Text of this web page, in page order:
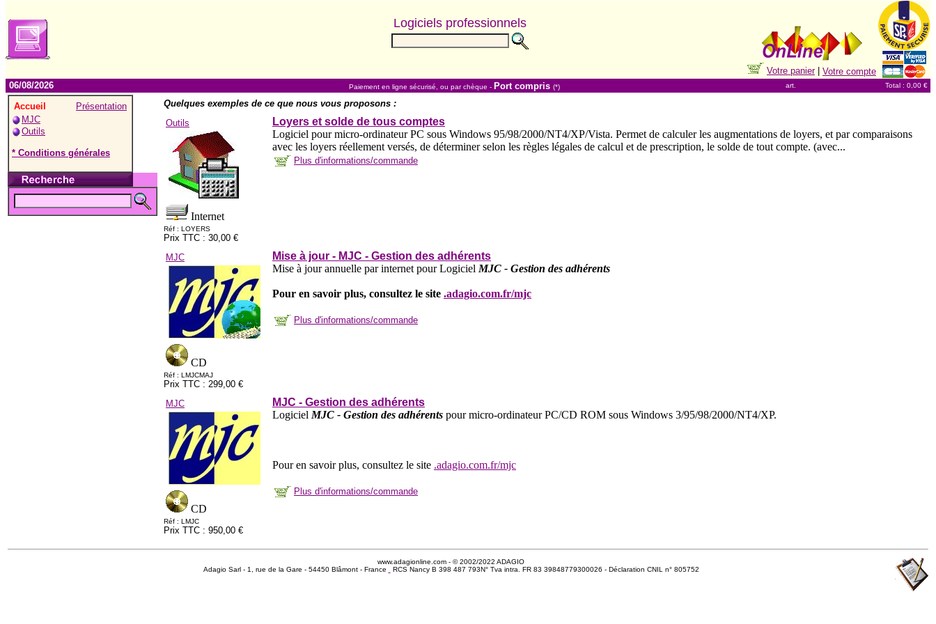
Logiciels professionnels
Votre panier|
Votre compte
06/08/2026
Paiement en ligne sécurisé, ou par chèque - Port compris (*) art. Total : 0,00 €
Accueil
Présentation
MJC
Outils
* Conditions générales
Quelques exemples de ce que nous vous proposons :
Outils
Internet
Réf : LOYERS
Prix TTC : 30,00 €
Loyers et solde de tous comptes
Logiciel pour micro-ordinateur PC sous Windows 95/98/2000/NT4/XP/Vista. Permet de calculer les augmentations de loyers, et par comparaisons
avec les loyers réellement versés, de déterminer selon les règles légales de calcul et de prescription, le solde de tout compte. (avec...
Plus d'informations/commande
MJC
CD
Réf : LMJCMAJ
Prix TTC : 299,00 €
Mise à jour - MJC - Gestion des adhérents
Mise à jour annuelle par internet pour Logiciel MJC - Gestion des adhérents
Pour en savoir plus, consultez le site .adagio.com.fr/mjc
Plus d'informations/commande
MJC
CD
Réf : LMJC
Prix TTC : 950,00 €
MJC - Gestion des adhérents
Logiciel MJC - Gestion des adhérents pour micro-ordinateur PC/CD ROM sous Windows 3/95/98/2000/NT4/XP.
Pour en savoir plus, consultez le site .adagio.com.fr/mjc
Plus d'informations/commande
www.adagionline.com - © 2002/2022 ADAGIO
Adagio Sarl - 1, rue de la Gare - 54450 Blâmont - France
RCS Nancy B 398 487 793N° Tva intra. FR 83 39848779300026 - Déclaration CNIL n° 805752